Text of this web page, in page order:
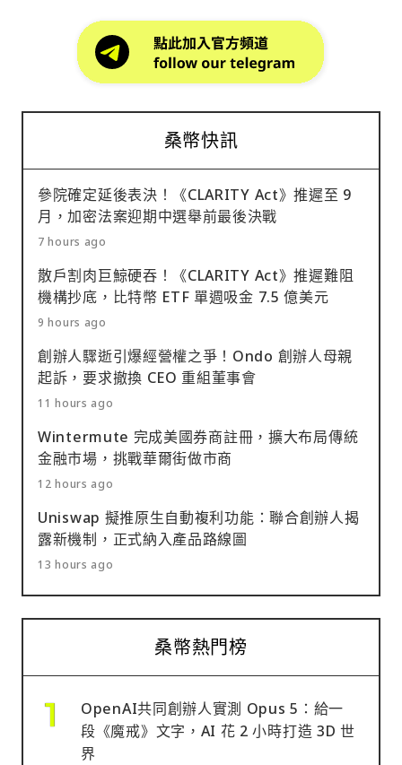
桑幣快訊
參院確定延後表決！《CLARITY Act》推遲至 9
月，加密法案迎期中選舉前最後決戰
7 hours ago
散戶割肉巨鯨硬吞！《CLARITY Act》推遲難阻
機構抄底，比特幣 ETF 單週吸金 7.5 億美元
9 hours ago
創辦人驟逝引爆經營權之爭！Ondo 創辦人母親
起訴，要求撤換 CEO 重組董事會
11 hours ago
Wintermute 完成美國券商註冊，擴大布局傳統
金融市場，挑戰華爾街做市商
12 hours ago
Uniswap 擬推原生自動複利功能：聯合創辦人揭
露新機制，正式納入產品路線圖
13 hours ago
桑幣熱門榜
OpenAI共同創辦人實測 Opus 5：給一
段《魔戒》文字，AI 花 2 小時打造 3D 世
界